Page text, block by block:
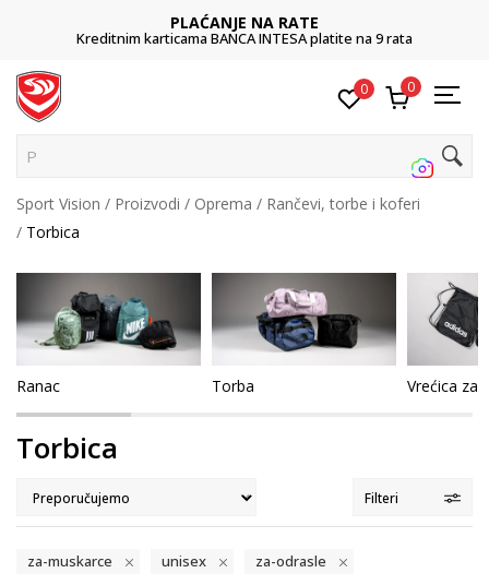
BANCA INTESA platite na 9 rata
0 0
Pretraži
Sport Vision Proizvodi Oprema
Rančevi, torbe i koferi
Torbica
Ranac Torba Vrećica za
Torbica
Filteri
za-muskarce unisex
za-odrasle